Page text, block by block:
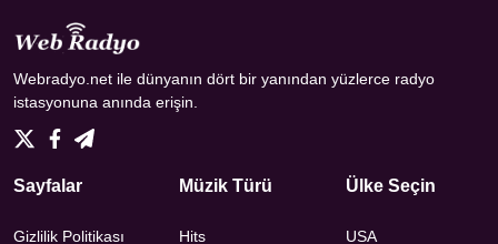
Webradyo.net ile dünyanın dört bir yanından yüzlerce radyo
istasyonuna anında erişin.
Sayfalar
Gizlilik Politikası
Müzik Türü
Hits
Ülke Seçin
USA